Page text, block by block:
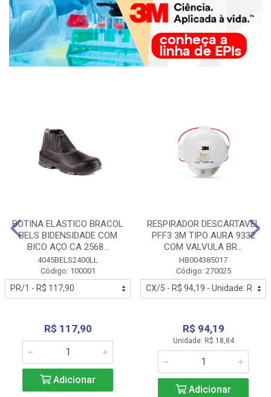
BOTINA ELASTICO BRACOL
BELS BIDENSIDADE COM
BICO AÇO CA 2568...
4045BELS2400LL
Código: 100001
R$ 117,90
Adicionar
RESPIRADOR DESCARTAVEL
PFF3 3M TIPO AURA 9332
COM VALVULA BR...
HB004385017
Código: 270025
R$ 94,19
Unidade: R$ 18,84
Adicionar